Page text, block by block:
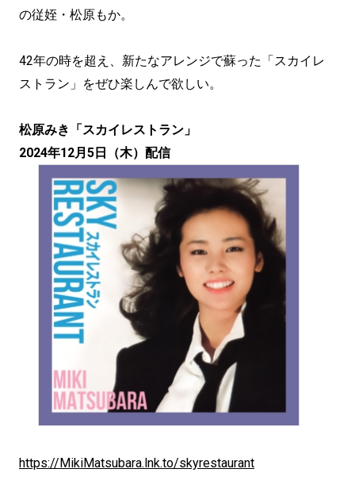
の従姪・松原もか。
42年の時を超え、新たなアレンジで蘇った「スカイレ
ストラン」をぜひ楽しんで欲しい。
松原みき「スカイレストラン」
2024年12月5日（木）配信
https://MikiMatsubara.lnk.to/skyrestaurant